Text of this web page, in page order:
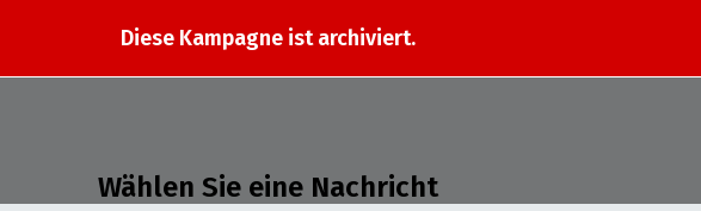
Diese Kampagne ist archiviert.
Wählen Sie eine Nachricht